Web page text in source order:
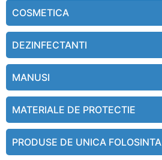
COSMETICA
DEZINFECTANTI
MANUSI
MATERIALE DE PROTECTIE
PRODUSE DE UNICA FOLOSINTA